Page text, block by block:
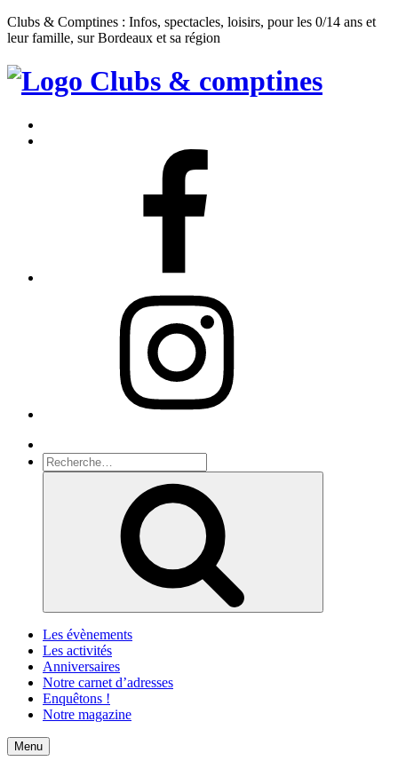
Clubs & Comptines : Infos, spectacles, loisirs, pour les 0/14 ans et
leur famille, sur Bordeaux et sa région
Clubs
Comptines
Recherche
pour
Les évènements
Les activités
Anniversaires
Notre carnet d’adresses
Enquêtons !
Notre magazine
Accueil
Menu Contact